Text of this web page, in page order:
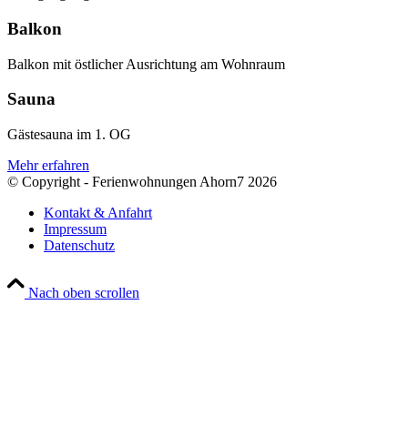
Balkon
Balkon mit östlicher Ausrichtung am Wohnraum
Sauna
Gästesauna im 1. OG
Mehr erfahren
© Copyright - Ferienwohnungen Ahorn7 2026
Kontakt & Anfahrt
Impressum
Datenschutz
Nach oben scrollen